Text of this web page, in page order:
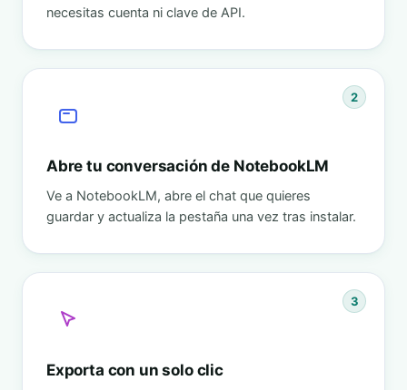
necesitas cuenta ni clave de API.
2
Abre tu conversación de NotebookLM
Ve a NotebookLM, abre el chat que quieres
guardar y actualiza la pestaña una vez tras instalar.
3
Exporta con un solo clic